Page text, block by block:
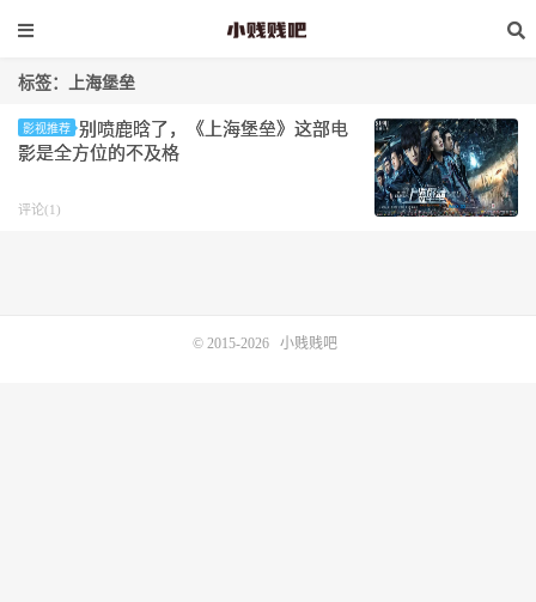
标签：上海堡垒
影视推荐
别喷鹿晗了，《上海堡垒》这部电
影是全方位的不及格
评论(1)
© 2015-2026 小贱贱吧